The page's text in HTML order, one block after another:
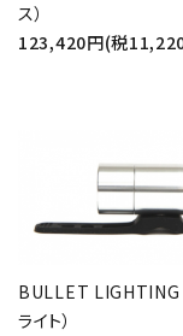
ス）
123,420円(税
BULLET LIGHTING
ライト）